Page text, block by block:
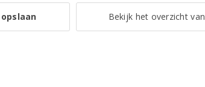
Bekijk het overzicht van